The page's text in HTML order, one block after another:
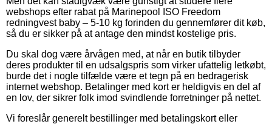
webshops efter rabat på Marinepool ISO Freedom
redningvest baby – 5-10 kg forinden du gennemfører dit køb,
så du er sikker på at antage den mindst kostelige pris.
Du skal dog være årvågen med, at når en butik tilbyder
deres produkter til en udsalgspris som virker ufattelig letkøbt,
burde det i nogle tilfælde være et tegn på en bedragerisk
internet webshop. Betalinger med kort er heldigvis en del af
en lov, der sikrer folk imod svindlende forretninger på nettet.
Vi foreslår generelt bestillinger med betalingskort eller